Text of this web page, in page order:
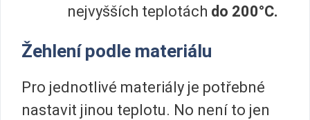
nejvyšších teplotách do 200°C.
Žehlení podle materiálu
Pro jednotlivé materiály je potřebné
nastavit jinou teplotu. No není to jen